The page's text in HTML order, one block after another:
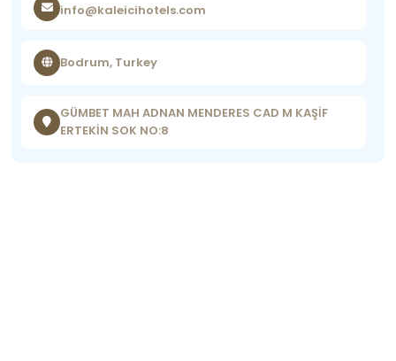
info@kaleicihotels.com
Bodrum, Turkey
GÜMBET MAH ADNAN MENDERES CAD M KAŞİF
ERTEKİN SOK NO:8